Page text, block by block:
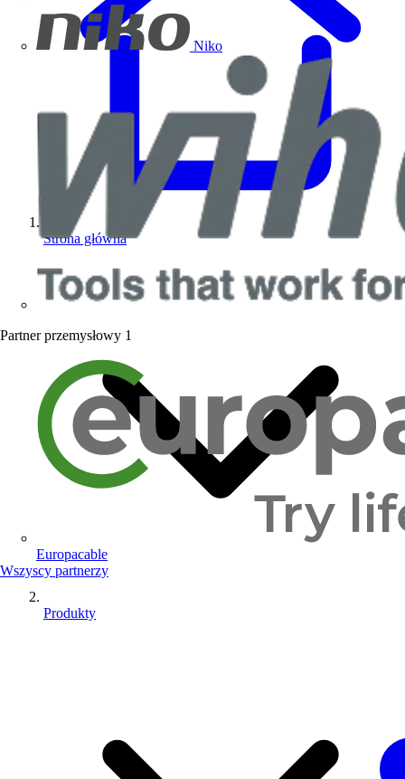
Niko
Partner przemysłowy 1
Europacable
Wszyscy partnerzy
Strona główna
Produkty